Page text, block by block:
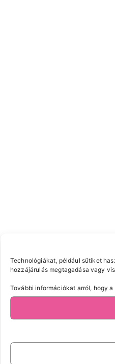
Technológiákat, például sütiket
hozzájárulás megtagadása vagy
További információkat arról, hogy